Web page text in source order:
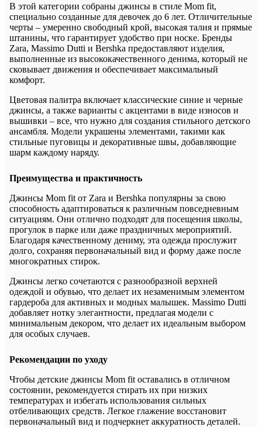
В этой категории собраны джинсы в стиле Mom fit,
специально созданные для девочек до 6 лет. Отличительные
черты – умеренно свободный крой, высокая талия и прямые
штанины, что гарантирует удобство при носке. Бренды
Zara, Massimo Dutti и Bershka предоставляют изделия,
выполненные из высококачественного денима, который не
сковывает движения и обеспечивает максимальный
комфорт.
Цветовая палитра включает классические синие и черные
джинсы, а также варианты с акцентами в виде износов и
вышивки – все, что нужно для создания стильного детского
ансамбля. Модели украшены элементами, такими как
стильные пуговицы и декоративные швы, добавляющие
шарм каждому наряду.
Преимущества и практичность
Джинсы Mom fit от Zara и Bershka популярны за свою
способность адаптироваться к различным повседневным
ситуациям. Они отлично подходят для посещения школы,
прогулок в парке или даже праздничных мероприятий.
Благодаря качественному дениму, эта одежда прослужит
долго, сохраняя первоначальный вид и форму даже после
многократных стирок.
Джинсы легко сочетаются с разнообразной верхней
одеждой и обувью, что делает их незаменимым элементом
гардероба для активных и модных малышек. Massimo Dutti
добавляет нотку элегантности, предлагая модели с
минимальным декором, что делает их идеальным выбором
для особых случаев.
Рекомендации по уходу
Чтобы детские джинсы Mom fit оставались в отличном
состоянии, рекомендуется стирать их при низких
температурах и избегать использования сильных
отбеливающих средств. Легкое глажение восстановит
первоначальный вид и подчеркнет аккуратность деталей.